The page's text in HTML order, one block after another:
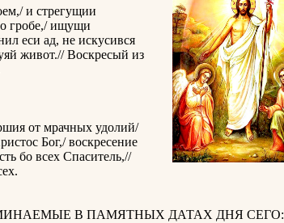
и стрегущии
гробе,/ ищущи
еси ад, не искусився
живот.// Воскресый из
от мрачных удолий/
Бог,/ воскресение
бо всех Спаситель,//
В ПАМЯТНЫХ ДАТАХ ДНЯ СЕГО: